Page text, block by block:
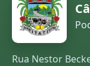
Rua Nestor